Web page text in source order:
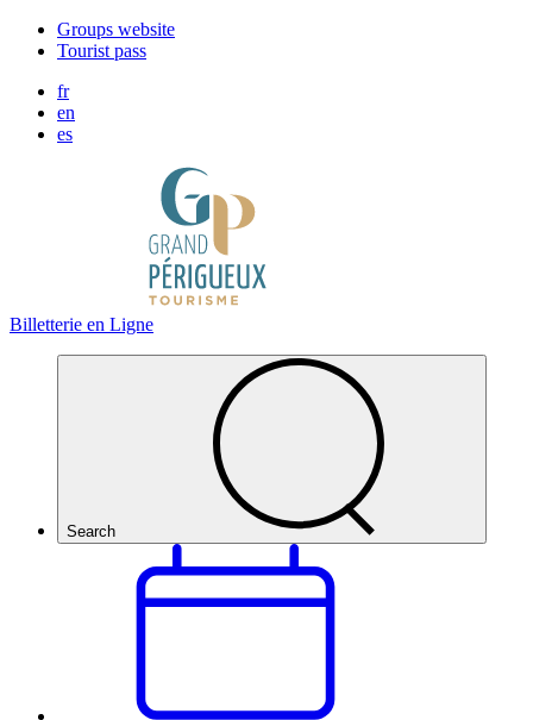
Groups website
Tourist pass
fr
en
es
Billetterie en Ligne
Search